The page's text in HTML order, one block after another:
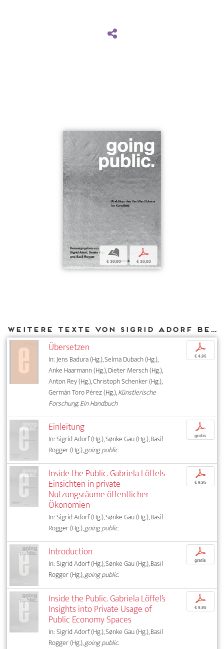
b
€ 30,00
p
€ 30,00
Weitere Texte von Sigrid Adorf bei DIAPHANES
Übersetzen
In: Jens Badura (Hg.), Selma Dubach (Hg.),
Anke Haarmann (Hg.), Dieter Mersch (Hg.),
Anton Rey (Hg.), Christoph Schenker (Hg.),
Germán Toro Pérez (Hg.),Künstlerische
Forschung. Ein Handbuch
p
€ 4,95
Einleitung
In: Sigrid Adorf (Hg.), Sønke Gau (Hg.), Basil
Rogger (Hg.),going public.
p
gratis
Inside the Public. Gabriela Löffels
Einsichten in private
Nutzungsräume öffentlicher
Ökonomien
In: Sigrid Adorf (Hg.), Sønke Gau (Hg.), Basil
Rogger (Hg.),going public.
p
€ 9,95
Introduction
In: Sigrid Adorf (Hg.), Sønke Gau (Hg.), Basil
Rogger (Hg.),going public.
p
gratis
Inside the Public. Gabriela Löffel’s
Insights into Private Usage of
Public Economy Spaces
In: Sigrid Adorf (Hg.), Sønke Gau (Hg.), Basil
Rogger (Hg.),going public.
p
€ 9,95